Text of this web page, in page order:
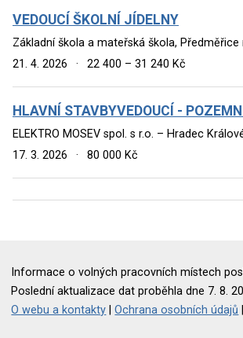
VEDOUCÍ ŠKOLNÍ JÍDELNY
Základní škola a mateřská škola,
21. 4. 2026
· 22 400 – 31 240 Kč
HLAVNÍ STAVBYVEDOUCÍ -
ELEKTRO MOSEV spol. s r.o. – Hradec
17. 3. 2026
· 80 000 Kč
Informace o volných pracovních místech
Poslední aktualizace dat proběhla dne 7. 8.
O webu a kontakty |Ochrana osobních údajů